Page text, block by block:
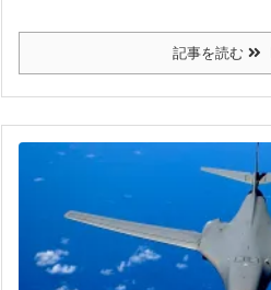
記事を読む